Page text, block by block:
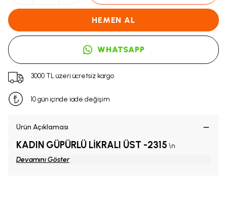
HEMEN AL
WHATSAPP
3000 TL üzeri ücretsiz kargo
10 gün içinde iade değişim
Ürün Açıklaması
KADIN GÜPÜRLÜ LİKRALI ÜST -2315 \n
Devamını Göster